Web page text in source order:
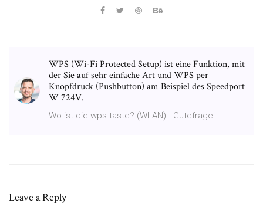
WPS (Wi-Fi Protected Setup) ist eine Funktion, mit
der Sie auf sehr einfache Art und WPS per
Knopfdruck (Pushbutton) am Beispiel des Speedport
W 724V.
Wo ist die wps taste? (WLAN) - Gutefrage
Leave a Reply